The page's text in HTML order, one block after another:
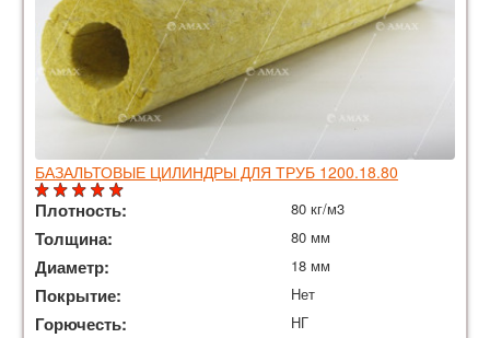
БАЗАЛЬТОВЫЕ ЦИЛИНДРЫ ДЛЯ ТРУБ 1200.18.80
Плотность: 80 кг/м3
Толщина: 80 мм
Диаметр: 18 мм
Покрытие: Нет
Горючесть: НГ